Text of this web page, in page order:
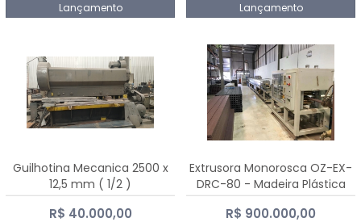
Lançamento Lançamento
Guilhotina Mecanica 2500 x
12,5 mm ( 1/2 )
R$ 40.000,00
Extrusora Monorosca OZ-EX-
DRC-80 - Madeira Plástica
R$ 900.000,00